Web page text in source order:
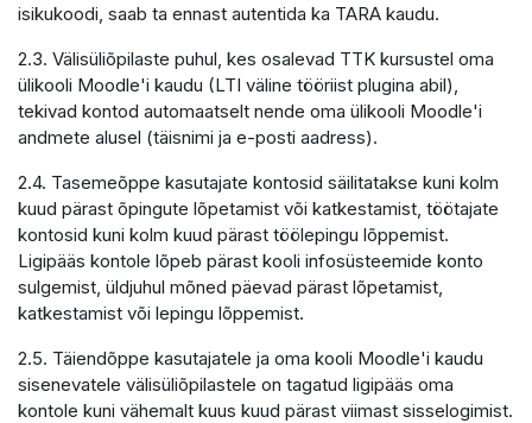
isikukoodi, saab ta ennast autentida ka TARA kaudu.
2.3. Välisüliõpilaste puhul, kes osalevad TTK kursustel oma
ülikooli Moodle'i kaudu (LTI väline tööriist plugina abil),
tekivad kontod automaatselt nende oma ülikooli Moodle'i
andmete alusel (täisnimi ja e-posti aadress).
2.4. Tasemeõppe kasutajate kontosid säilitatakse kuni kolm
kuud pärast õpingute lõpetamist või katkestamist, töötajate
kontosid kuni kolm kuud pärast töölepingu lõppemist.
Ligipääs kontole lõpeb pärast kooli infosüsteemide konto
sulgemist, üldjuhul mõned päevad pärast lõpetamist,
katkestamist või lepingu lõppemist.
2.5. Täiendõppe kasutajatele ja oma kooli Moodle'i kaudu
sisenevatele välisüliõpilastele on tagatud ligipääs oma
kontole kuni vähemalt kuus kuud pärast viimast sisselogimist.